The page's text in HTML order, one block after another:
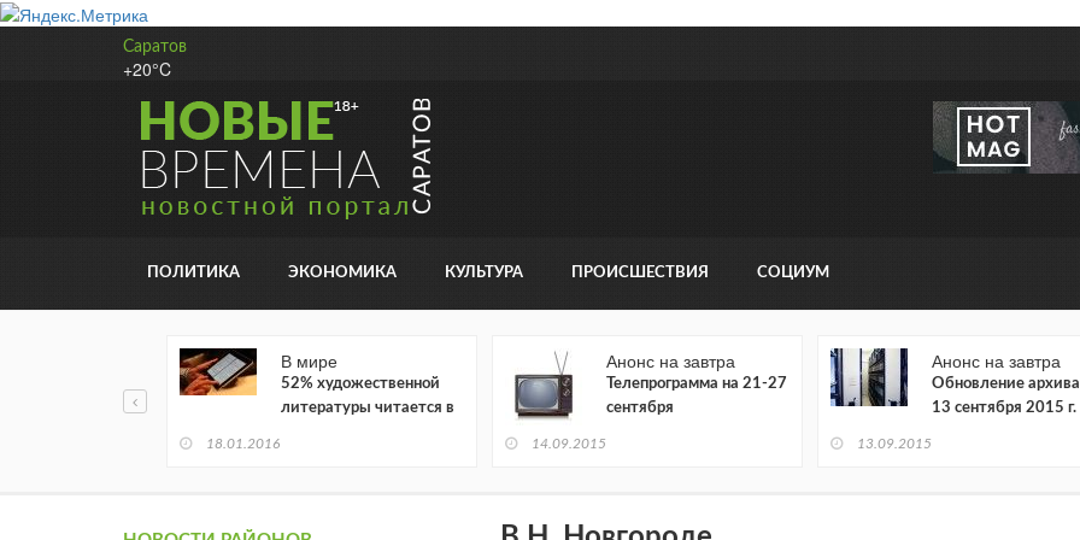
Саратов
+20°C
ПОЛИТИКА ЭКОНОМИКА КУЛЬТУРА ПРОИСШЕСТВИЯ СОЦИУМ
В мире
52% художественной
литературы читается в
18.01.2016
Анонс на завтра
Телепрограмма на 21-27
сентября
14.09.2015
Анонс на завтра
Обновление архива
13 сентября 2015 г.
13.09.2015